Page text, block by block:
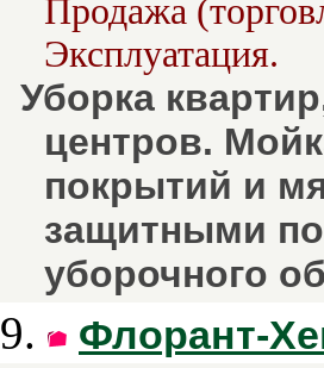
Продажа
Эксплуатация.
Уборка
центров.
покрытий и
защитными
уборочного
9. Флорант-